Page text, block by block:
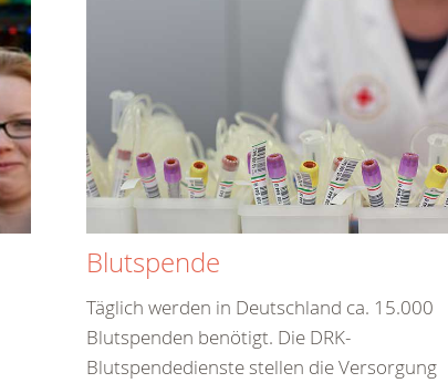
Blutspende
Täglich werden in Deutschland ca. 15.000
Blutspenden benötigt. Die DRK-
Blutspendedienste stellen die Versorgung